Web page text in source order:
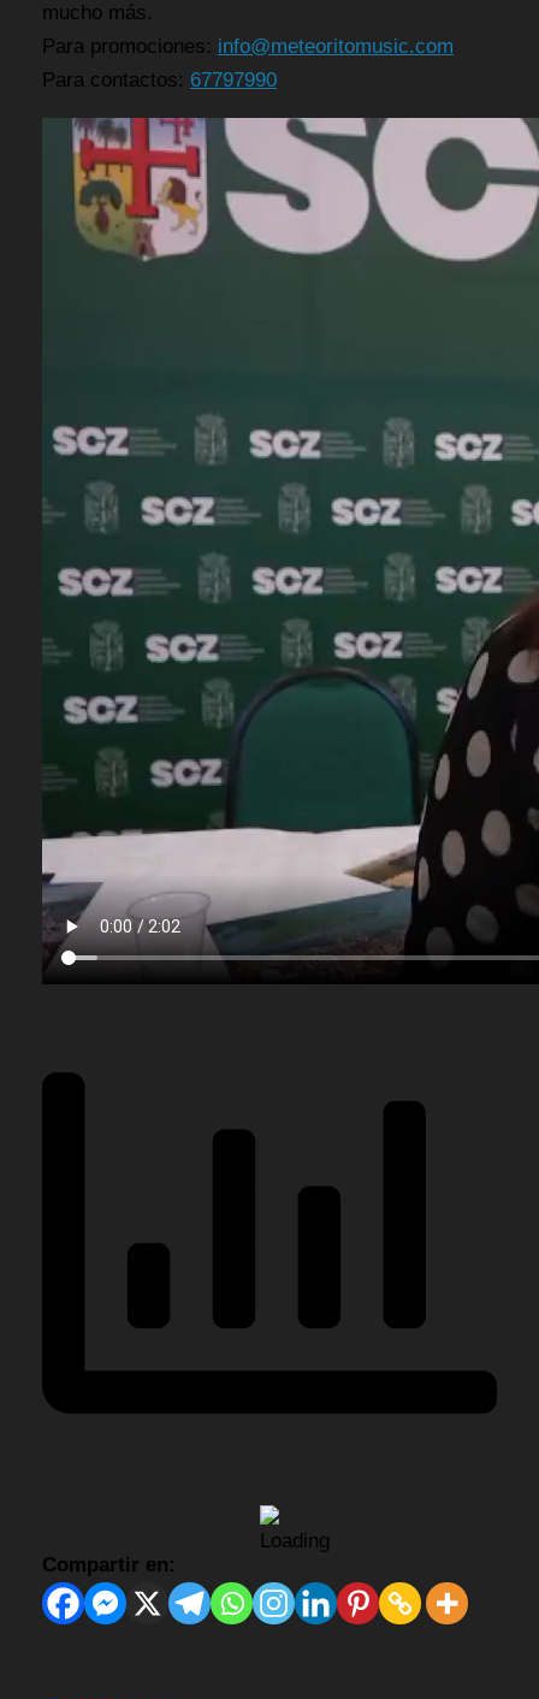
mucho más.
Para promociones: info@meteoritomusic.com
Para contactos: 67797990
Compartir en: